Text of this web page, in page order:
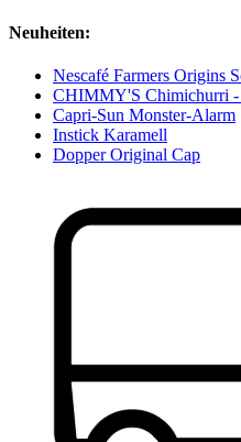
Neuheiten:
Nescafé Farmers Origins
CHIMMY'S Chimichurri -
Capri-Sun Monster-Alarm
Instick Karamell
Dopper Original Cap